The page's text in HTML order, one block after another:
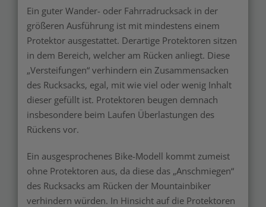
Ein guter Wander- oder Fahrradrucksack in der
größeren Ausführung ist mit mindestens einem
Protektor ausgestattet. Derartige Protektoren sitzen
in dem Bereich, welcher am Rücken anliegt. Diese
„Versteifungen“ verhindern ein Zusammensacken
des Rucksacks, egal, mit wie viel oder wenig Inhalt
dieser gefüllt ist. Protektoren beugen demnach
insbesondere beim Laufen Überlastungen des
Rückens vor.
Ein ausgesprochenes Bike-Modell kommt zumeist
ohne Protektoren aus, da diese das „Anschmiegen“
des Rucksacks am Rücken der Mountainbiker
verhindern würden. In Hinsicht auf die Protektoren